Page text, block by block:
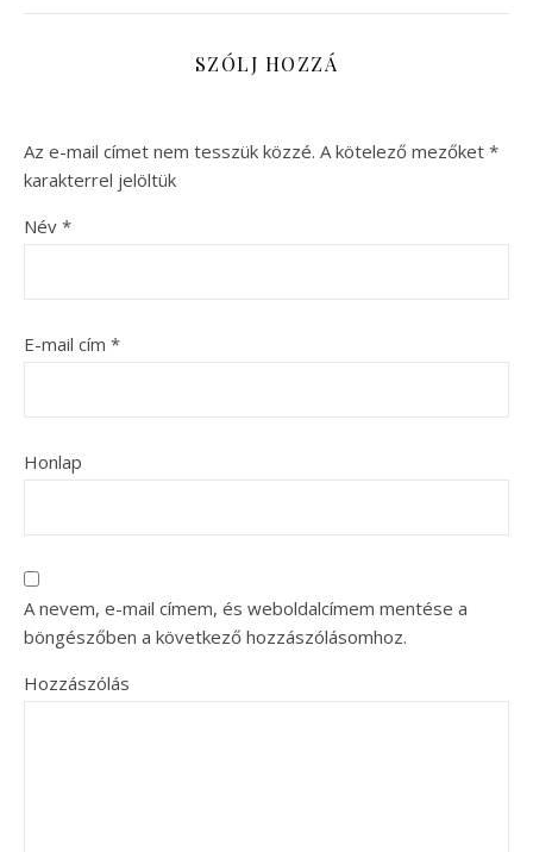
SZÓLJ HOZZÁ
Az e-mail címet nem tesszük közzé. A kötelező mezőket *
karakterrel jelöltük
Név *
E-mail cím *
Honlap
A nevem, e-mail címem, és weboldalcímem mentése a
böngészőben a következő hozzászólásomhoz.
Hozzászólás